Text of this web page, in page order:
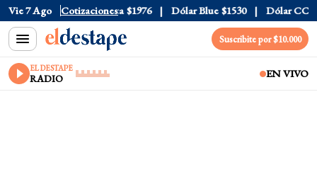
Vie 7 Ago Cotizaciones
$1520 Dólar Tarjeta $1976 Dólar Blue $1530 Dólar CCL
Suscribite por $10.000
EL DESTAPE
RADIO EN VIVO